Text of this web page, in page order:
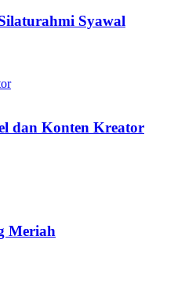
Syawal
dan Konten Kreator
Meriah